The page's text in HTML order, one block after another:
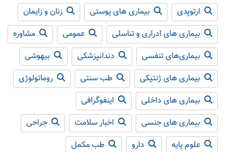
ارتوپدی
بیماری های پوستی
زنان و زایمان
بیماری های ادراری و تناسلی
عمومی
مشاوره
بیماری‌های تنفسی
دندانپزشکی
بیهوشی
بیماری های ژنتیکی
طب سنتی
روماتولوژی
بیماری های داخلی
اینفوگرافی
بیماری های جنسی
اخبار سلامت
جراحی
علوم پایه
دارو
طب مکمل